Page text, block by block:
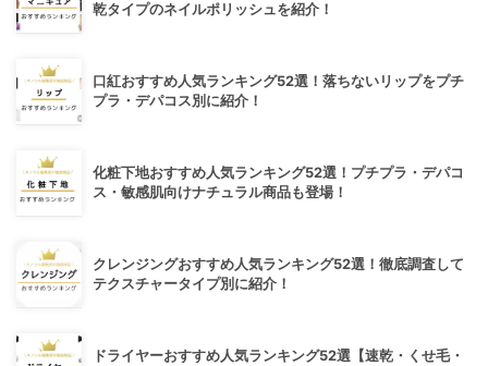
乾タイプのネイルポリッシュを紹介！
口紅おすすめ人気ランキング52選！落ちないリップをプチ
プラ・デパコス別に紹介！
化粧下地おすすめ人気ランキング52選！プチプラ・デパコ
ス・敏感肌向けナチュラル商品も登場！
クレンジングおすすめ人気ランキング52選！徹底調査して
テクスチャータイプ別に紹介！
ドライヤーおすすめ人気ランキング52選【速乾・くせ毛・